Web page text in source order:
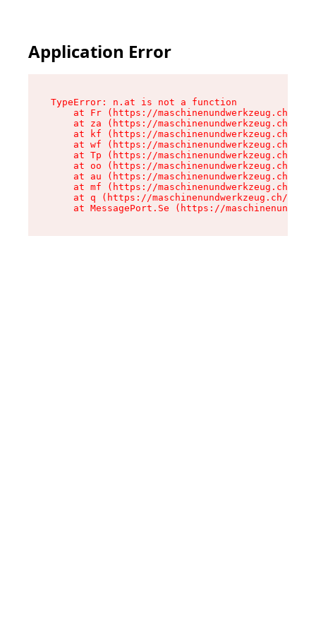
Application Error
TypeError: n.at is not a function
at Fr (https://maschinenundwerkzeug.ch/
at za (https://maschinenundwerkzeug.ch/
at kf (https://maschinenundwerkzeug.ch/
at wf (https://maschinenundwerkzeug.ch/
at Tp (https://maschinenundwerkzeug.ch/
at oo (https://maschinenundwerkzeug.ch/
at au (https://maschinenundwerkzeug.ch/
at mf (https://maschinenundwerkzeug.ch/
at q (https://maschinenundwerkzeug.ch/
at MessagePort.Se (https://